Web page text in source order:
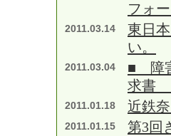
フォ
2011.03.14
東日
い。
2011.03.04
■ 障
求書
2011.01.18 近鉄
2011.01.15
第3回